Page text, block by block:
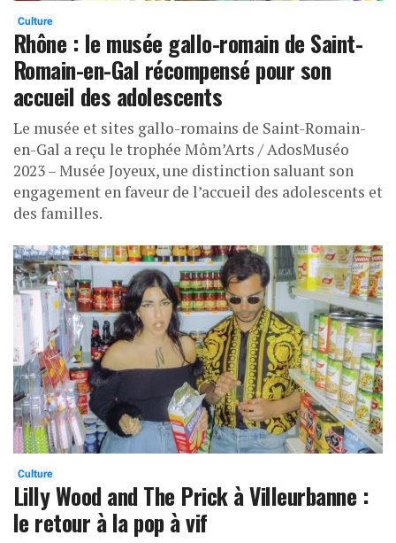
Culture
Rhône : le musée gallo-romain de Saint-
Romain-en-Gal récompensé pour son
accueil des adolescents
Le musée et sites gallo-romains de Saint-Romain-
en-Gal a reçu le trophée Môm’Arts / AdosMuséo
2023 – Musée Joyeux, une distinction saluant son
engagement en faveur de l’accueil des adolescents et
des familles.
Culture
Lilly Wood and The Prick à Villeurbanne :
le retour à la pop à vif